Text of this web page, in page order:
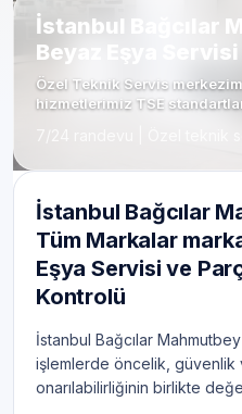
İstanbul Bağcılar
Beyaz Eşya Servisi
Özel Teknik Servis
hizmetlerimiz TSE
7/24 randevu | Özel teknik
İstanbul Bağcılar
Tüm Markalar
Eşya Servisi ve
Kontrolü
İstanbul Bağcılar
işlemlerde öncelik, güvenlik
onarılabilirliğinin birlikte